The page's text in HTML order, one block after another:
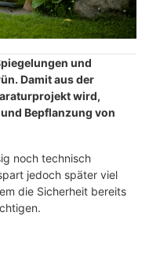
und
Damit aus der
wird,
Bepflanzung von
noch technisch
jedoch später viel
die Sicherheit bereits